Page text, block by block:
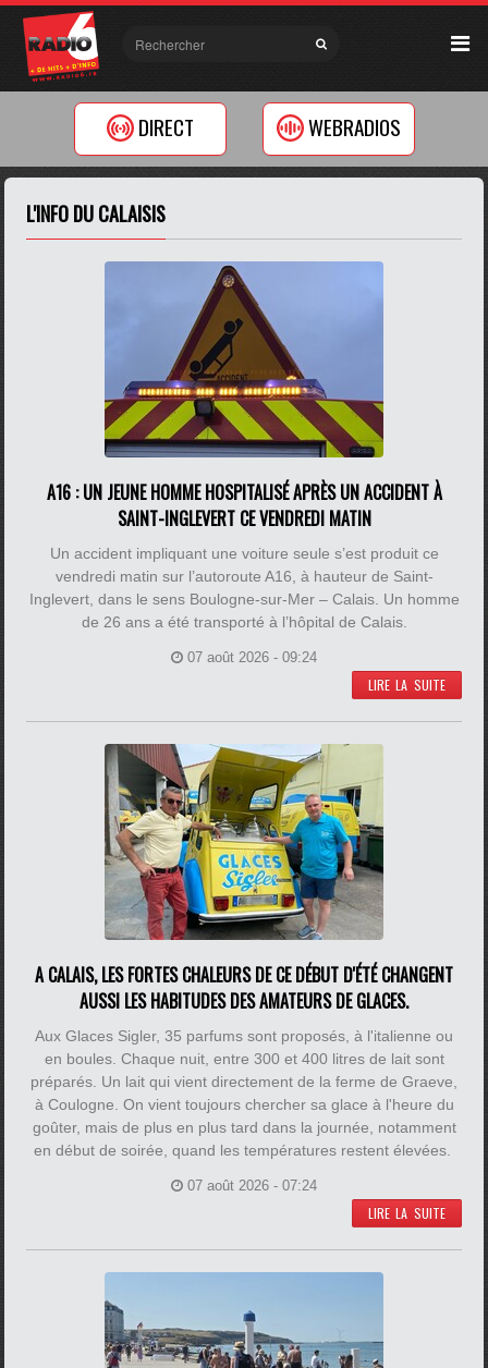
DIRECT WEBRADIOS
L'INFO DU CALAISIS
A16 : UN JEUNE HOMME HOSPITALISÉ APRÈS UN ACCIDENT À
SAINT-INGLEVERT CE VENDREDI MATIN
Un accident impliquant une voiture seule s’est produit ce
vendredi matin sur l’autoroute A16, à hauteur de Saint-
Inglevert, dans le sens Boulogne-sur-Mer – Calais. Un homme
de 26 ans a été transporté à l’hôpital de Calais.
07 août 2026 - 09:24
LIRE LA SUITE
A CALAIS, LES FORTES CHALEURS DE CE DÉBUT D'ÉTÉ CHANGENT
AUSSI LES HABITUDES DES AMATEURS DE GLACES.
Aux Glaces Sigler, 35 parfums sont proposés, à l'italienne ou
en boules. Chaque nuit, entre 300 et 400 litres de lait sont
préparés. Un lait qui vient directement de la ferme de Graeve,
à Coulogne. On vient toujours chercher sa glace à l'heure du
goûter, mais de plus en plus tard dans la journée, notamment
en début de soirée, quand les températures restent élevées.
07 août 2026 - 07:24
LIRE LA SUITE